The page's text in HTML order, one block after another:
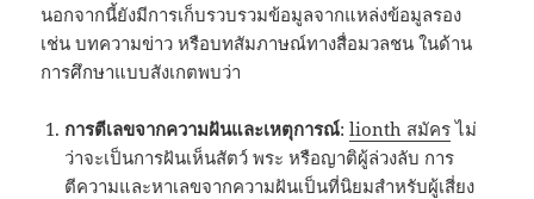
นอกจากนี้ยังมีการเก็บรวบรวมข้อมูลจากแหล่งข้อมูลรอง
เช่น บทความข่าว หรือบทสัมภาษณ์ทางสื่อมวลชน ในด้าน
การศึกษาแบบสังเกตพบว่า
การตีเลขจากความฝันและเหตุการณ์:lionth สมัครไม่
ว่าจะเป็นการฝันเห็นสัตว์ พระ หรือญาติผู้ล่วงลับ การ
ตีความและหาเลขจากความฝันเป็นที่นิยมสำหรับผู้เสี่ยง